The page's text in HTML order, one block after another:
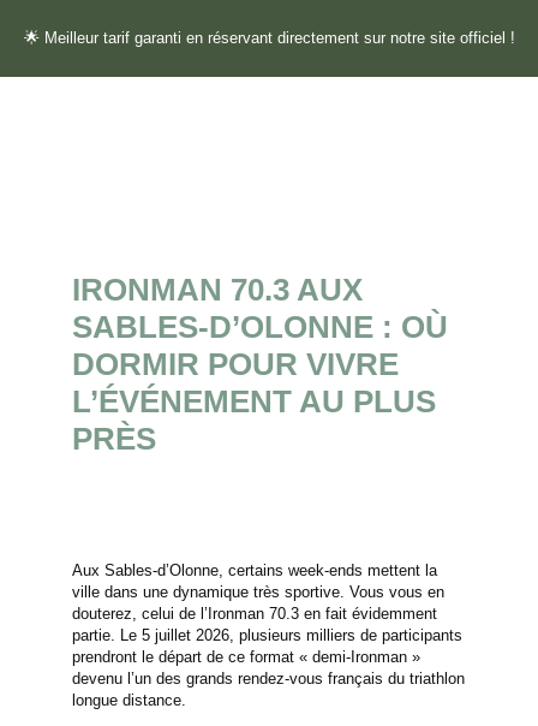
🌟 Meilleur tarif garanti en réservant directement sur notre site officiel !
IRONMAN 70.3 AUX
SABLES-D’OLONNE : OÙ
DORMIR POUR VIVRE
L’ÉVÉNEMENT AU PLUS
PRÈS
Aux Sables-d’Olonne, certains week-ends mettent la
ville dans une dynamique très sportive. Vous vous en
douterez, celui de l’Ironman 70.3 en fait évidemment
partie. Le 5 juillet 2026, plusieurs milliers de participants
prendront le départ de ce format « demi-Ironman »
devenu l’un des grands rendez-vous français du triathlon
longue distance.